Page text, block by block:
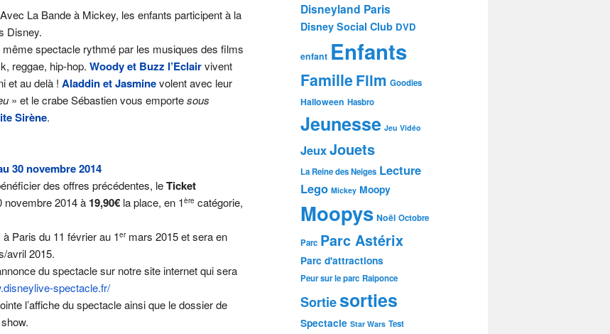
La Bande à Mickey, les enfants participent à la
Disney.
spectacle rythmé par les musiques des films
reggae, hip-hop. Woody et Buzz l’Eclairvivent
et au delà ! Aladdin et Jasminevolent avec leur
» et le crabe Sébastien vous emportesous
Sirène.
30 novembre 2014
des offres précédentes, leTicket
novembre 2014 à 19,90€ la place, en 1ère catégorie,
Paris du 11 février au 1ermars 2015 et sera en
avril 2015.
du spectacle sur notre site internet qui sera
spectacle.fr/
l’affiche du spectacle ainsi que le dossier de
Disneyland Paris
Disney Social Club DVD
enfant Enfants
FamilleFilm Goodies
Halloween Hasbro
Jeunesse Jeu Vidéo
JeuxJouets
La Reine des Neiges Lecture
Lego Mickey Moopy
Moopys Noël Octobre
Parc Parc Astérix
Parc d'attractions
Peur sur le parc Raiponce
Sortiesorties
Spectacle Star Wars Test